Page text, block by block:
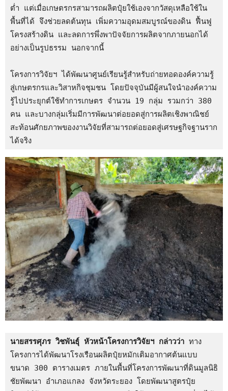
ต่ำ แต่เมื่อเกษตรกรสามารถผลิตปุ๋ยใช้เองจากวัสดุเหลือใช้ใน
พื้นที่ได้ จึงช่วยลดต้นทุน เพิ่มความอุดมสมบูรณ์ของดิน ฟื้นฟู
โครงสร้างดิน และลดการพึ่งพาปัจจัยการผลิตจากภายนอกได้
อย่างเป็นรูปธรรม นอกจากนี้
โครงการวิจัยฯ ได้พัฒนาศูนย์เรียนรู้สำหรับถ่ายทอดองค์ความรู้
สู่เกษตรกรและวิสาหกิจชุมชน โดยปัจจุบันมีผู้สนใจนำองค์ความ
รู้ไปประยุกต์ใช้ทำการเกษตร จำนวน 19 กลุ่ม รวมกว่า 380
คน และบางกลุ่มเริ่มมีการพัฒนาต่อยอดสู่การผลิตเชิงพาณิชย์
สะท้อนศักยภาพของงานวิจัยที่สามารถต่อยอดสู่เศรษฐกิจฐานราก
ได้จริง
นายสรรศุภร วิชพันธุ์ หัวหน้าโครงการวิจัยฯ กล่าวว่า ทาง
โครงการได้พัฒนาโรงเรือนผลิตปุ๋ยหมักเติมอากาศต้นแบบ
ขนาด 300 ตารางเมตร ภายในพื้นที่โครงการพัฒนาที่ดินมูลนิธิ
ชัยพัฒนา อำเภอแกลง จังหวัดระยอง โดยพัฒนาสูตรปุ๋ย